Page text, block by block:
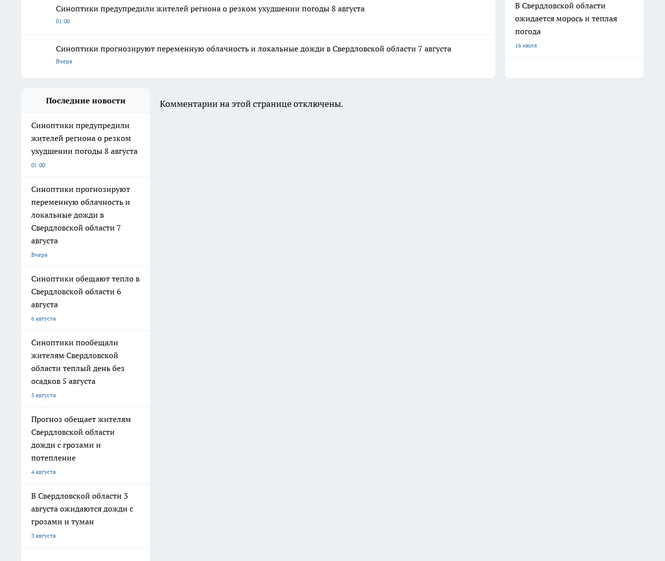
Синоптики предупредили жителей региона о резком ухудшении погоды 8 августа
01:00
Синоптики прогнозируют переменную облачность и локальные дожди в Свердловской области 7 августа
Вчера
В Свердловской области
ожидается морось и теплая
погода
16 июля
Последние новости
Синоптики предупредили
жителей региона о резком
ухудшении погоды 8 августа
01:00
Синоптики прогнозируют
переменную облачность и
локальные дожди в
Свердловской области 7
августа
Вчера
Синоптики обещают тепло в
Свердловской области 6
августа
6 августа
Синоптики пообещали
жителям Свердловской
области теплый день без
осадков 5 августа
5 августа
Прогноз обещает жителям
Свердловской области
дожди с грозами и
потепление
4 августа
В Свердловской области 3
августа ожидаются дожди с
грозами и туман
3 августа
Комментарии на этой странице отключены.